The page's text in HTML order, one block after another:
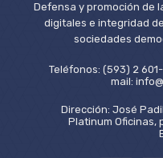
Defensa y promoción de
digitales e integridad
sociedades
Teléfonos: (593) 2
mail:
Dirección: José
Platinum Oficinas,